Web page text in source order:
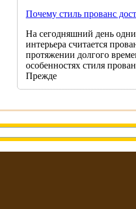
Почему стиль прованс
На сегодняшний день
интерьера считается
протяжении долгого
особенностях стиля
Прежде